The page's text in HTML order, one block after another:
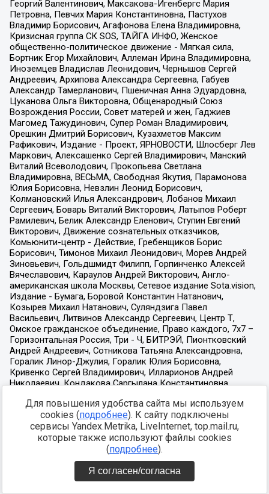
Для повышения удобства сайта мы используем
cookies (подробнее). К сайту подключены
сервисы Yandex.Metrika, LiveInternet, top.mail.ru,
которые также используют файлы cookies
(подробнее).
Я согласен/согласна